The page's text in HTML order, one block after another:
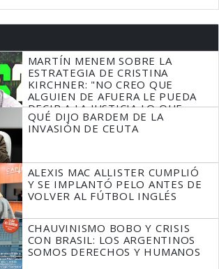
MARTÍN MENEM SOBRE LA
ESTRATEGIA DE CRISTINA
KIRCHNER: "NO CREO QUE
ALGUIEN DE AFUERA LE PUEDA
DECIR A LA JUSTICIA LO QUE
TIENE QUE HACER"
QUÉ DIJO BARDEM DE LA
INVASIÓN DE CEUTA
ALEXIS MAC ALLISTER CUMPLIÓ
Y SE IMPLANTÓ PELO ANTES DE
VOLVER AL FÚTBOL INGLÉS
CHAUVINISMO BOBO Y CRISIS
CON BRASIL: LOS ARGENTINOS
SOMOS DERECHOS Y HUMANOS